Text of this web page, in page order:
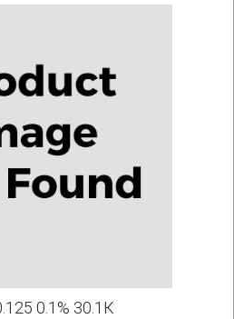
0.1% 30.1К